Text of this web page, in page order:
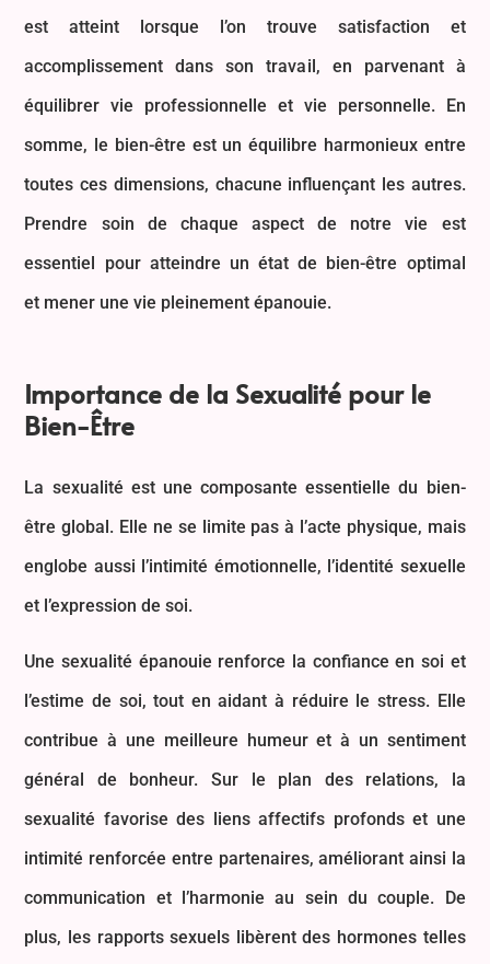
est atteint lorsque l’on trouve satisfaction et
accomplissement dans son travail, en parvenant à
équilibrer vie professionnelle et vie personnelle. En
somme, le bien-être est un équilibre harmonieux entre
toutes ces dimensions, chacune influençant les autres.
Prendre soin de chaque aspect de notre vie est
essentiel pour atteindre un état de bien-être optimal
et mener une vie pleinement épanouie.
Importance de la Sexualité pour le
Bien-Être
La sexualité est une composante essentielle du bien-
être global. Elle ne se limite pas à l’acte physique, mais
englobe aussi l’intimité émotionnelle, l’identité sexuelle
et l’expression de soi.
Une sexualité épanouie renforce la confiance en soi et
l’estime de soi, tout en aidant à réduire le stress. Elle
contribue à une meilleure humeur et à un sentiment
général de bonheur. Sur le plan des relations, la
sexualité favorise des liens affectifs profonds et une
intimité renforcée entre partenaires, améliorant ainsi la
communication et l’harmonie au sein du couple. De
plus, les rapports sexuels libèrent des hormones telles